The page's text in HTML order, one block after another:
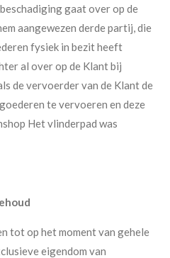
gaat over op de
aangewezen derde partij, die
fysiek in bezit heeft
al over op de Klant bij
de vervoerder van de Klant de
te vervoeren en deze
Het vlinderpad was
tot op het moment van gehele
eigendom van